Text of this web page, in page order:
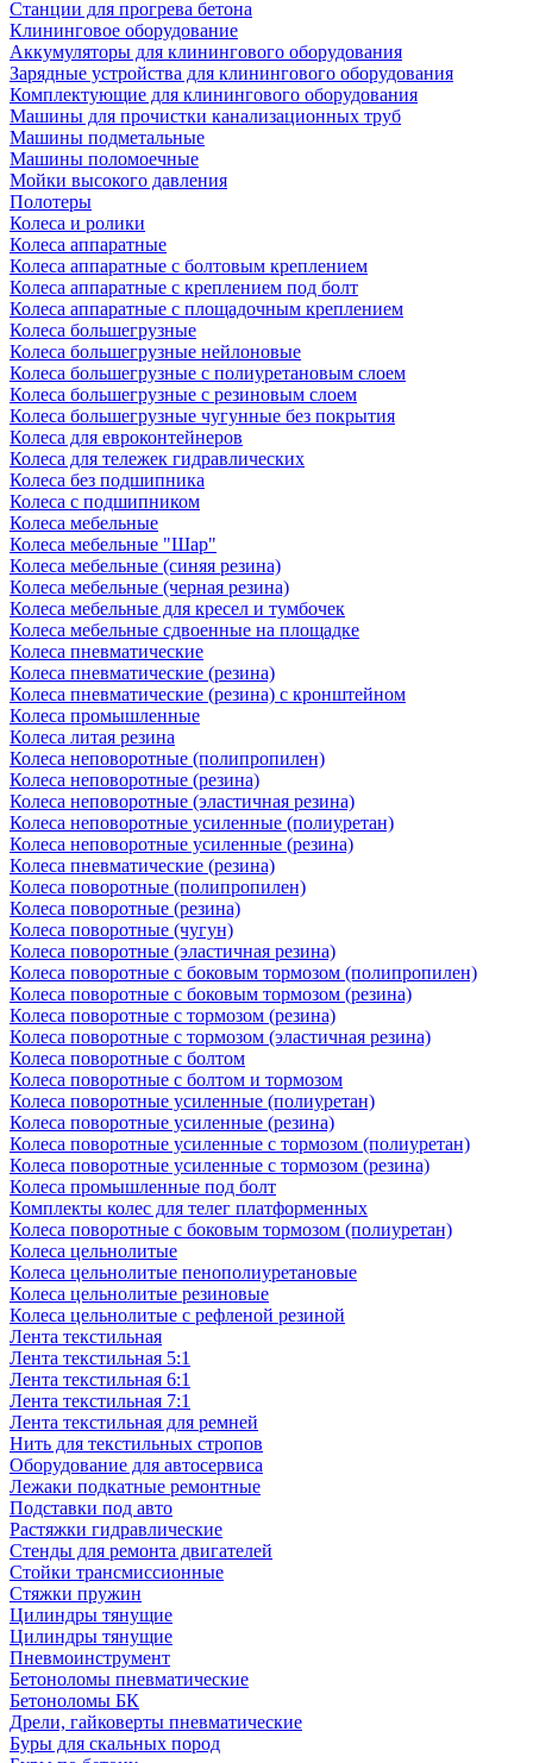
Станции для прогрева бетона
Клининговое оборудование
Аккумуляторы для клинингового оборудования
Зарядные устройства для клинингового оборудования
Комплектующие для клинингового оборудования
Машины для прочистки канализационных труб
Машины подметальные
Машины поломоечные
Мойки высокого давления
Полотеры
Колеса и ролики
Колеса аппаратные
Колеса аппаратные с болтовым креплением
Колеса аппаратные с креплением под болт
Колеса аппаратные с площадочным креплением
Колеса большегрузные
Колеса большегрузные нейлоновые
Колеса большегрузные с полиуретановым слоем
Колеса большегрузные с резиновым слоем
Колеса большегрузные чугунные без покрытия
Колеса для евроконтейнеров
Колеса для тележек гидравлических
Колеса без подшипника
Колеса с подшипником
Колеса мебельные
Колеса мебельные "Шар"
Колеса мебельные (синяя резина)
Колеса мебельные (черная резина)
Колеса мебельные для кресел и тумбочек
Колеса мебельные сдвоенные на площадке
Колеса пневматические
Колеса пневматические (резина)
Колеса пневматические (резина) с кронштейном
Колеса промышленные
Колеса литая резина
Колеса неповоротные (полипропилен)
Колеса неповоротные (резина)
Колеса неповоротные (эластичная резина)
Колеса неповоротные усиленные (полиуретан)
Колеса неповоротные усиленные (резина)
Колеса пневматические (резина)
Колеса поворотные (полипропилен)
Колеса поворотные (резина)
Колеса поворотные (чугун)
Колеса поворотные (эластичная резина)
Колеса поворотные c боковым тормозом (полипропилен)
Колеса поворотные c боковым тормозом (резина)
Колеса поворотные c тормозом (резина)
Колеса поворотные c тормозом (эластичная резина)
Колеса поворотные с болтом
Колеса поворотные с болтом и тормозом
Колеса поворотные усиленные (полиуретан)
Колеса поворотные усиленные (резина)
Колеса поворотные усиленные с тормозом (полиуретан)
Колеса поворотные усиленные с тормозом (резина)
Колеса промышленные под болт
Комплекты колес для телег платформенных
Колеса поворотные c боковым тормозом (полиуретан)
Колеса цельнолитые
Колеса цельнолитые пенополиуретановые
Колеса цельнолитые резиновые
Колеса цельнолитые с рефленой резиной
Лента текстильная
Лента текстильная 5:1
Лента текстильная 6:1
Лента текстильная 7:1
Лента текстильная для ремней
Нить для текстильных стропов
Оборудование для автосервиса
Лежаки подкатные ремонтные
Подставки под авто
Растяжки гидравлические
Стенды для ремонта двигателей
Стойки трансмиссионные
Стяжки пружин
Цилиндры тянущие
Цилиндры тянущие
Пневмоинструмент
Бетоноломы пневматические
Бетоноломы БК
Дрели, гайковерты пневматические
Буры для скальных пород